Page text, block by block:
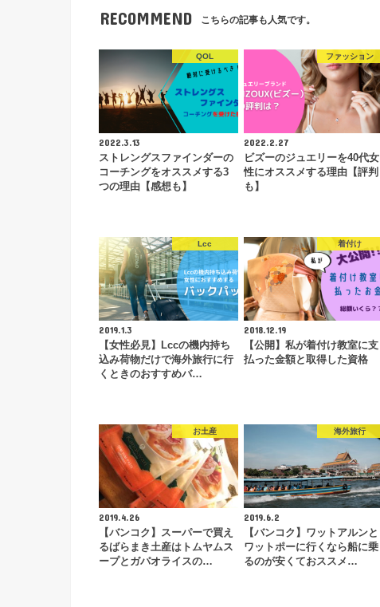
RECOMMEND こちらの記事も人気です。
QOL
2022.3.13
ストレングスファインダーの
コーチングをオススメする3
つの理由【感想も】
ファッション
2022.2.27
ビズーのジュエリーを40代女
性にオススメする理由【評判
も】
Lcc
2019.1.3
【女性必見】Lccの機内持ち
込み荷物だけで海外旅行に行
くときのおすすめバ…
着付け
2018.12.19
【公開】私が着付け教室に支
払った金額と取得した資格
お土産
2019.4.26
【バンコク】スーパーで買え
るばらまき土産はトムヤムス
ープとガパオライスの…
海外旅行
2019.6.2
【バンコク】ワットアルンと
ワットポーに行くなら船に乗
るのが安くておススメ…